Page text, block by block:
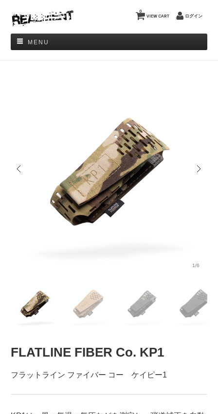
VIEW CART
0
ログイン
MENU
1/6
FLATLINE FIBER Co. KP1
フラットライン ファイバー コー ケイピー1